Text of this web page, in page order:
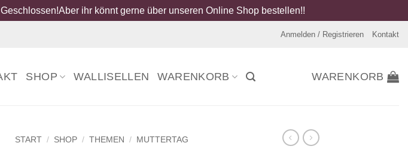
ihr könnt gerne über unseren Online Shop bestellen!!
Anmelden / Registrieren Kontakt
SHOP WALLISELLEN WARENKORB WARENKORB
START / SHOP / THEMEN / MUTTERTAG